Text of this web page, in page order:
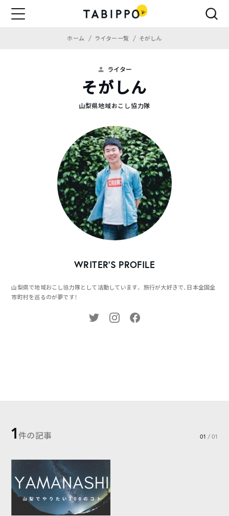
ホーム ライター一覧 そがしん
ライター
そがしん
山梨県地域おこし協力隊
WRITER’S PROFILE
山梨県で地域おこし協力隊として活動しています。 旅行が大好きで、日本全国全
市町村を巡るのが夢です！
1件の記事 01 / 01